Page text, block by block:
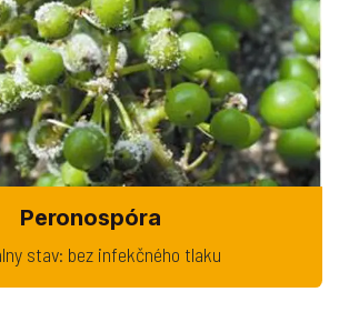
Peronospóra
stav: bez infekčného tlaku